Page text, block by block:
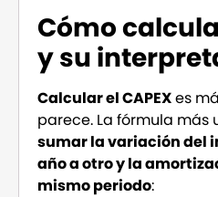
Cómo
y su
Calcular el CAPEXes
parece. La fórmula más
sumar la variación del
año a otro y la
mismo periodo: